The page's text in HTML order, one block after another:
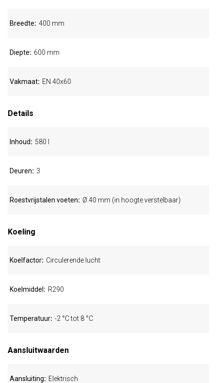
Breedte 400 mm
Diepte 600 mm
Vakmaat EN 40x60
Details
Inhoud 580 l
Deuren 3
Roestvrijstalen voeten Ø 40 mm (in hoogte verstelbaar)
Koeling
Koelfactor Circulerende lucht
Koelmiddel R290
Temperatuur -2 °C tot 8 °C
Aansluitwaarden
Aansluiting Elektrisch